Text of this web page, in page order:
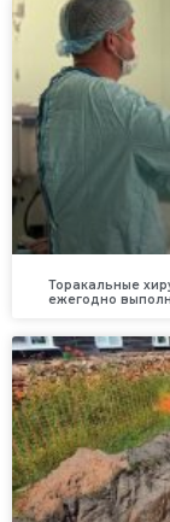
Торакальные
ежегодно